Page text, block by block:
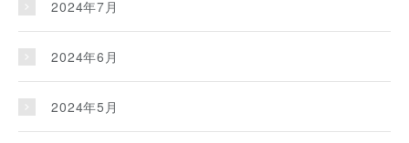
2024年7月
2024年6月
2024年5月